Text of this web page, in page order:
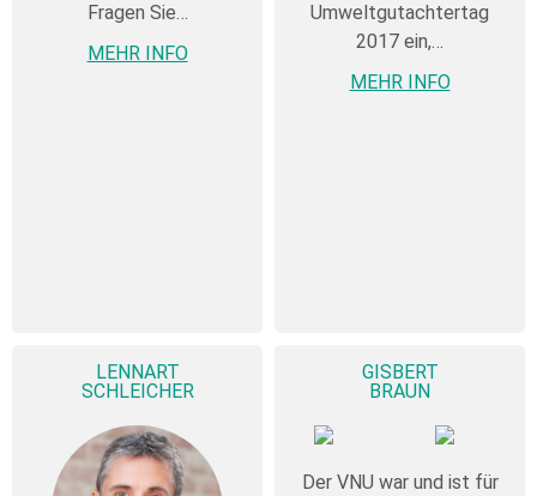
Fragen Sie…
MEHR INFO
Umweltgutachtertag
2017 ein,…
MEHR INFO
LENNART
SCHLEICHER
GISBERT
BRAUN
Der VNU war und ist für